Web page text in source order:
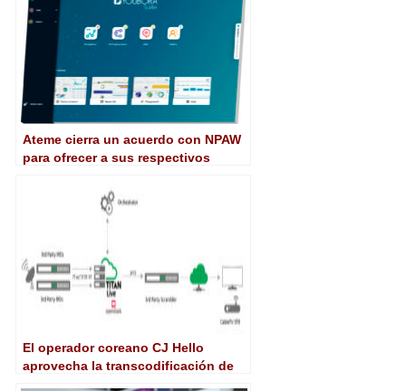
Ateme cierra un acuerdo con NPAW
para ofrecer a sus respectivos
El operador coreano CJ Hello
aprovecha la transcodificación de